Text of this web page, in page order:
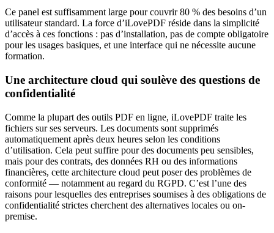
Ce panel est suffisamment large pour couvrir 80 % des besoins d’un
utilisateur standard. La force d’iLovePDF réside dans la simplicité
d’accès à ces fonctions : pas d’installation, pas de compte obligatoire
pour les usages basiques, et une interface qui ne nécessite aucune
formation.
Une architecture cloud qui soulève des questions de
confidentialité
Comme la plupart des outils PDF en ligne, iLovePDF traite les
fichiers sur ses serveurs. Les documents sont supprimés
automatiquement après deux heures selon les conditions
d’utilisation. Cela peut suffire pour des documents peu sensibles,
mais pour des contrats, des données RH ou des informations
financières, cette architecture cloud peut poser des problèmes de
conformité — notamment au regard du RGPD. C’est l’une des
raisons pour lesquelles des entreprises soumises à des obligations de
confidentialité strictes cherchent des alternatives locales ou on-
premise.